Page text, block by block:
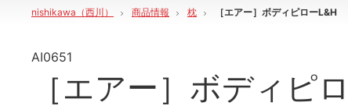
nishikawa（西川） 商品情報 枕 ［エアー］ボディピローL&H
AI0651
［エアー］ボディピ